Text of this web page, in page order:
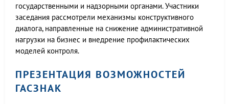
государственными и надзорными органами. Участники
заседания рассмотрели механизмы конструктивного
диалога, направленные на снижение административной
нагрузки на бизнес и внедрение профилактических
моделей контроля.
ПРЕЗЕНТАЦИЯ ВОЗМОЖНОСТЕЙ
ГАСЗНАК